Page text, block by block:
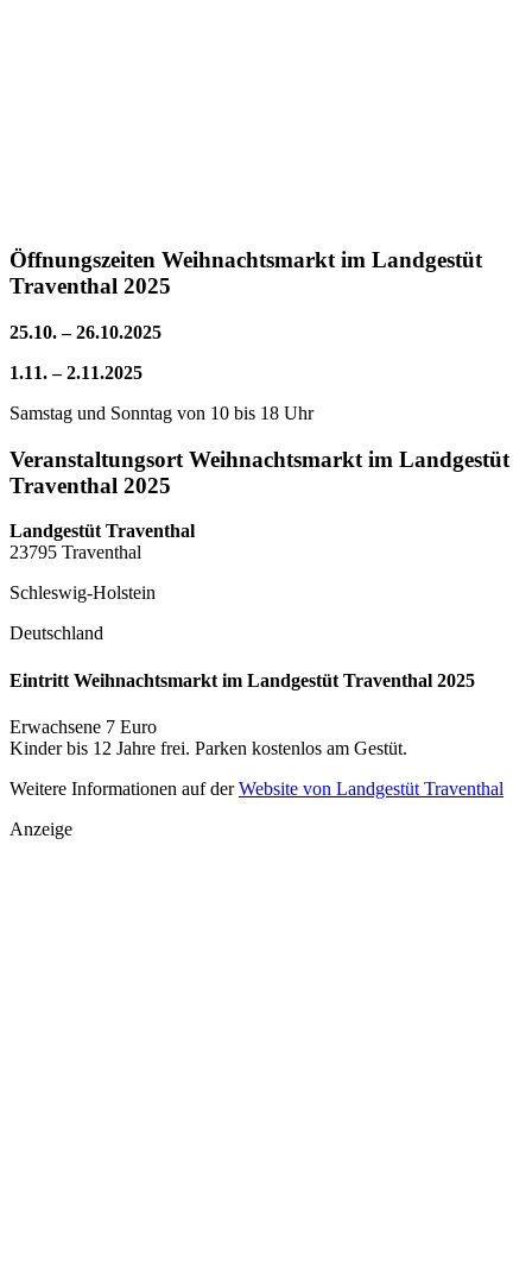
Öffnungszeiten Weihnachtsmarkt im Landgestüt
Traventhal 2025
25.10. – 26.10.2025
1.11. – 2.11.2025
Samstag und Sonntag von 10 bis 18 Uhr
Veranstaltungsort Weihnachtsmarkt im Landgestüt
Traventhal 2025
Landgestüt Traventhal
23795 Traventhal
Schleswig-Holstein
Deutschland
Eintritt Weihnachtsmarkt im Landgestüt Traventhal 2025
Erwachsene 7 Euro
Kinder bis 12 Jahre frei. Parken kostenlos am Gestüt.
Weitere Informationen auf derWebsite von Landgestüt Traventhal
Anzeige